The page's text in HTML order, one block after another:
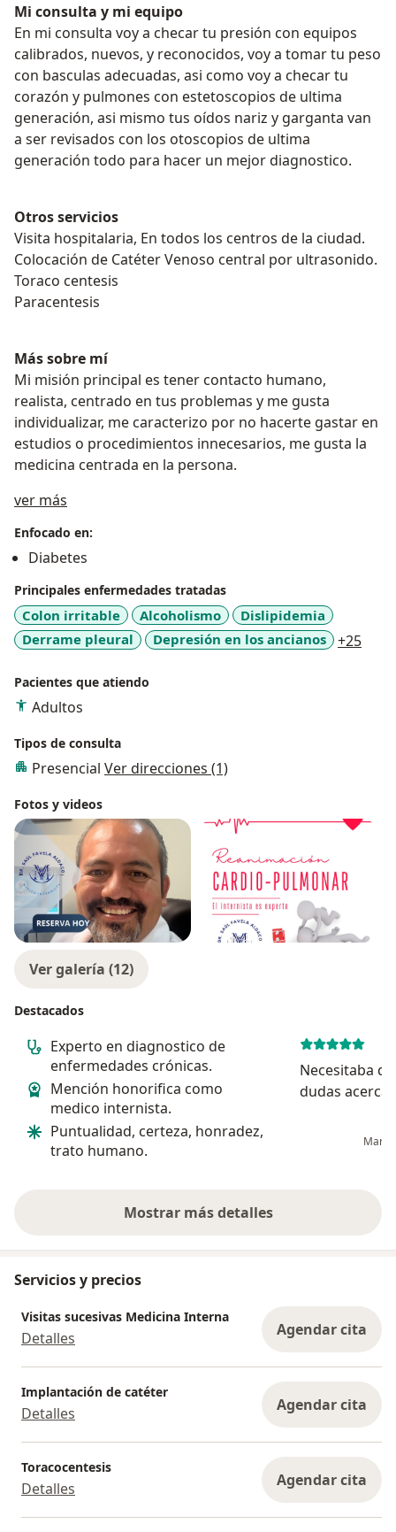
Mi consulta y mi equipo
En mi consulta voy a checar tu presión con equipos
calibrados, nuevos, y reconocidos, voy a tomar tu peso
con basculas adecuadas, asi como voy a checar tu
corazón y pulmones con estetoscopios de ultima
generación, asi mismo tus oídos nariz y garganta van
a ser revisados con los otoscopios de ultima
generación todo para hacer un mejor diagnostico.
Otros servicios
Visita hospitalaria, En todos los centros de la ciudad.
Colocación de Catéter Venoso central por ultrasonido.
Toraco centesis
Paracentesis
Más sobre mí
Mi misión principal es tener contacto humano,
realista, centrado en tus problemas y me gusta
individualizar, me caracterizo por no hacerte gastar en
estudios o procedimientos innecesarios, me gusta la
medicina centrada en la persona.
ver más
Enfocado en:
Diabetes
Principales enfermedades tratadas
Colon irritable Alcoholismo
Dislipidemia
Derrame pleural
Depresión en los ancianos +25
Pacientes que atiendo
Adultos
Tipos de consulta
Presencial Ver direcciones (1)
Fotos y videos
Ver galería (12)
Destacados
Experto en diagnostico de
enfermedades crónicas.
Mención honorifica como
medico internista.
Puntualidad, certeza, honradez,
trato humano.
Necesitaba
dudas acerca
no solo me
María
Mostrar más detalles
sobre la experiencia
Servicios y precios
Visitas sucesivas Medicina Interna
Detalles Agendar cita
Implantación de catéter
Detalles Agendar cita
Toracocentesis
Detalles Agendar cita